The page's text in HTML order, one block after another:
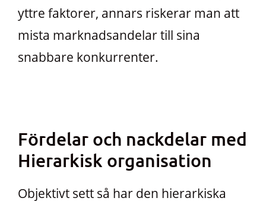
yttre faktorer, annars riskerar man att
mista marknadsandelar till sina
snabbare konkurrenter.
Fördelar och nackdelar med
Hierarkisk organisation
Objektivt sett så har den hierarkiska